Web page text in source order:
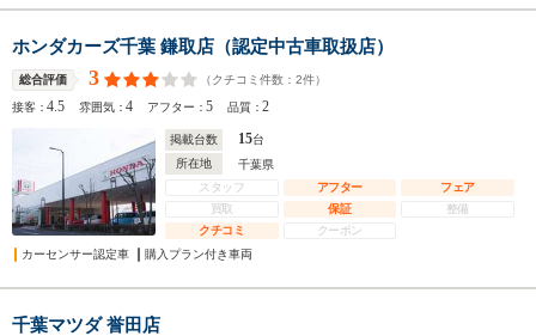
ホンダカーズ千葉 鎌取店（認定中古車取扱店）
総合評価 3 （クチコミ件数： 2件）
接客：4.5 雰囲気：4 アフター：5 品質：2
掲載台数 15台
所在地
千葉県
スタッフ
アフター
フェア
買取
保証
整備
クチコミ
クーポン
カーセンサー認定車
購入プラン付き車両
千葉マツダ 誉田店